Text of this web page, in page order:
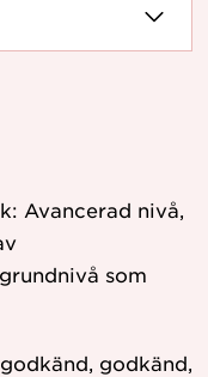
Avancerad nivå,
som
godkänd,